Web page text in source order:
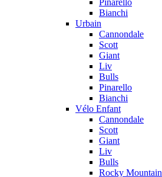
Pinarello
Bianchi
Urbain
Cannondale
Scott
Giant
Liv
Bulls
Pinarello
Bianchi
Vélo Enfant
Cannondale
Scott
Giant
Liv
Bulls
Rocky Mountain